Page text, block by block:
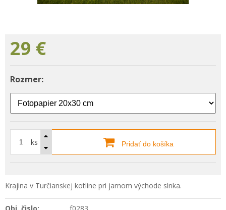
29 €
Rozmer:
ks Pridať do košíka
Krajina v Turčianskej kotline pri jarnom východe slnka.